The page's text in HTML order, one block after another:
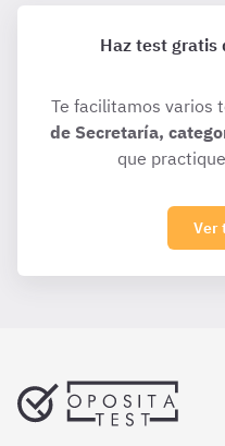
Haz test gratis
Te facilitamos varios
de Secretaría,
que
Ver